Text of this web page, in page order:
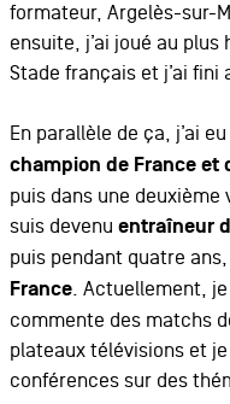
formateur, Argelès-sur-
ensuite, j’ai joué au
Stade français et j’ai fini
En parallèle de ça, j’ai
champion de France et
puis dans une
suis devenu entraîneur
puis pendant quatre ans,
France. Actuellement, je
commente des matchs
plateaux télévisions et
conférences sur des